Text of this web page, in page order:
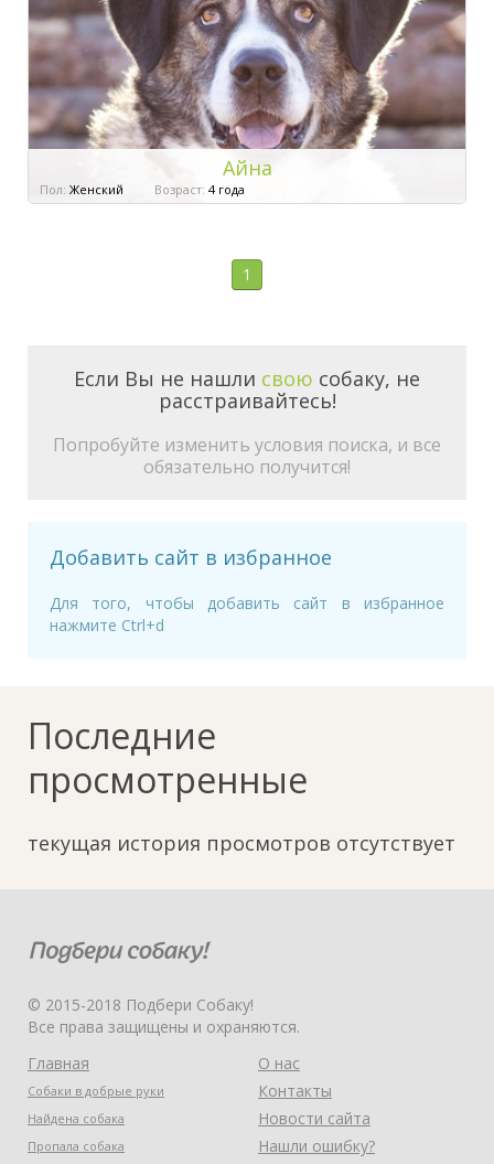
Айна
Пол: Женский Возраст: 4 года
1
Если Вы не нашли свою собаку, не
расстраивайтесь!
Попробуйте изменить условия поиска, и все
обязательно получится!
Добавить сайт в избранное
Для того, чтобы добавить сайт в избранное
нажмите Ctrl+d
Последние
просмотренные
текущая история просмотров отсутствует
© 2015-2018 Подбери Собаку!
Все права защищены и охраняются.
Главная
Собаки в добрые руки
Найдена собака
Пропала собака
О нас
Контакты
Новости сайта
Нашли ошибку?